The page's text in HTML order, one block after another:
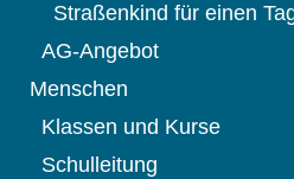
Straßenkind für einen
AG-Angebot
Menschen
Klassen und Kurse
Schulleitung